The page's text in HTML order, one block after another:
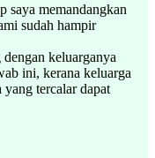
saya memandangkan
sudah hampir
keluarganya
ini, kerana keluarga
yang tercalar dapat